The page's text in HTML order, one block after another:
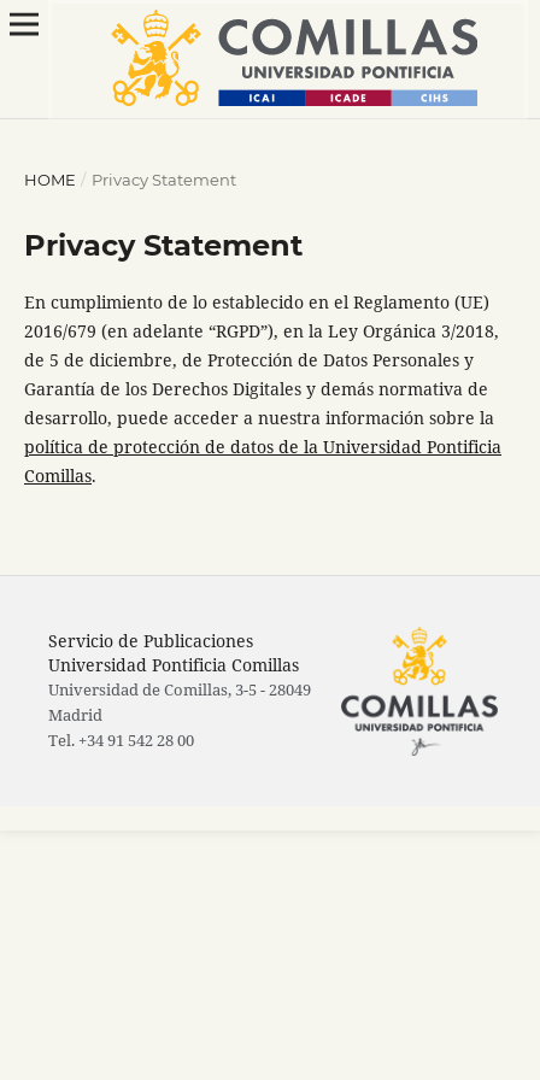
HOME / Privacy Statement
Privacy Statement
En cumplimiento de lo establecido en el Reglamento (UE)
2016/679 (en adelante “RGPD”), en la Ley Orgánica 3/2018,
de 5 de diciembre, de Protección de Datos Personales y
Garantía de los Derechos Digitales y demás normativa de
desarrollo, puede acceder a nuestra información sobre la
política de protección de datos de la Universidad Pontificia
Comillas.
Servicio de Publicaciones
Universidad Pontificia Comillas
Universidad de Comillas, 3-5 - 28049
Madrid
Tel. +34 91 542 28 00